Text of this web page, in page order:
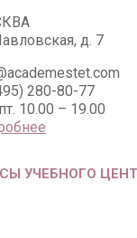
д. 7
280-80-77
10.00 – 19.00
УЧЕБНОГО